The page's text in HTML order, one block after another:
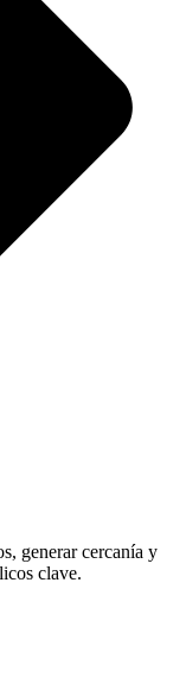
generar cercanía y
clave.